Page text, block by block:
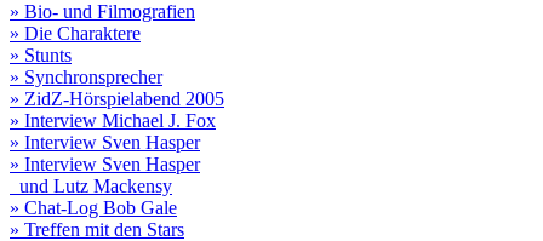
» Bio- und Filmografien
» Die Charaktere
» Stunts
» Synchronsprecher
» ZidZ-Hörspielabend 2005
» Interview Michael J. Fox
» Interview Sven Hasper
» Interview Sven Hasper
und Lutz Mackensy
» Chat-Log Bob Gale
» Treffen mit den Stars